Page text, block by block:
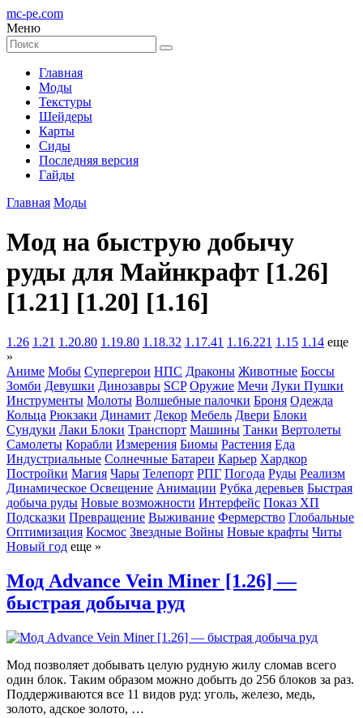
mc-pe.com
Меню
Главная
Моды
Текстуры
Шейдеры
Карты
Сиды
Последняя версия
Гайды
Главная Моды
Мод на быструю добычу
руды для Майнкрафт [1.26]
[1.21] [1.20] [1.16]
1.26 1.21 1.20.80 1.19.80 1.18.32 1.17.41 1.16.221 1.15 1.14 еще
»
Аниме Мобы Супергерои НПС Драконы Животные Боссы
Зомби Девушки Динозавры SCP Оружие Мечи Луки Пушки
Инструменты Молоты Волшебные палочки Броня Одежда
Кольца Рюкзаки Динамит Декор Мебель Двери Блоки
Сундуки Лаки Блоки Транспорт Машины Танки Вертолеты
Самолеты Корабли Измерения Биомы Растения Еда
Индустриальные Солнечные Батареи Карьер Хардкор
Постройки Магия Чары Телепорт РПГ Погода Руды Реализм
Динамическое Освещение Анимации Рубка деревьев Быстрая
добыча руды Новые возможности Интерфейс Показ ХП
Подсказки Превращение Выживание Фермерство Глобальные
Оптимизация Космос Звездные Войны Новые крафты Читы
Новый год еще »
Мод Advance Vein Miner [1.26] —
быстрая добыча руд
Мод позволяет добывать целую рудную жилу сломав всего
один блок. Таким образом можно добыть до 256 блоков за раз.
Поддерживаются все 11 видов руд: уголь, железо, медь,
золото, адское золото, …